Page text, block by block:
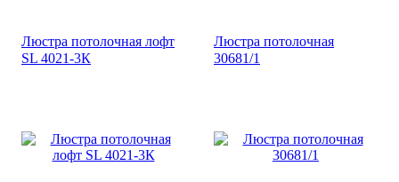
Люстра потолочная лофт
SL 4021-3К
Люстра потолочная
30681/1